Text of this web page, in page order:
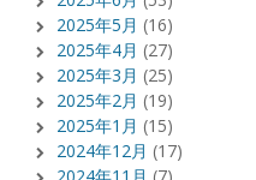
2025年5月 (16)
2025年4月 (27)
2025年3月 (25)
2025年2月 (19)
2025年1月 (15)
2024年12月 (17)